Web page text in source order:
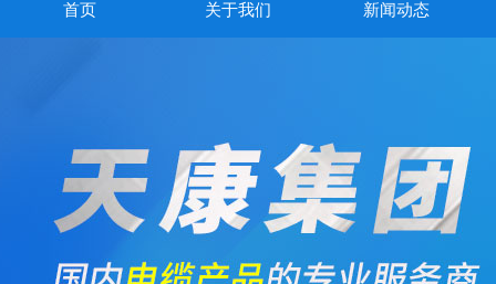
首页 关于我们 新闻动态